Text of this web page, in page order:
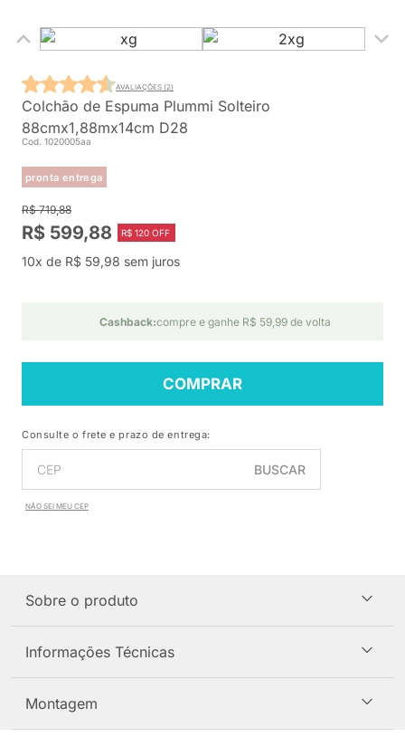
Colchão de Espuma Plummi Solteiro
88cmx1,88mx14cm D28
Cod. 1020005aa
pronta entrega
AVALIAÇÕES (2)
R$ 719,88
R$ 599,88 R$ 120 OFF
10x de R$ 59,98 sem juros
Cashback:compre e ganhe R$ 59,99 de volta
COMPRAR
Consulte o frete e prazo de entrega:
BUSCAR
NÃO SEI MEU CEP
Sobre o produto
Informações Técnicas
Montagem